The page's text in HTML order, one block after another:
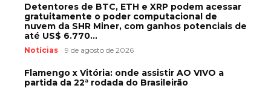
Detentores de BTC, ETH e XRP podem acessar
gratuitamente o poder computacional de
nuvem da SHR Miner, com ganhos potenciais de
até US$ 6.770...
Notícias 9 de agosto de 2026
Flamengo x Vitória: onde assistir AO VIVO a
partida da 22ª rodada do Brasileirão